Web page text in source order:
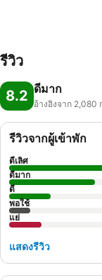
รีวิว
8.2 ดีมาก
อ้างอิงจาก 2,080
รีวิวจากผู้เข้าพัก
ดีเลิศ
ดีมาก
ดี
พอใช้
แย่
แสดงรีวิว